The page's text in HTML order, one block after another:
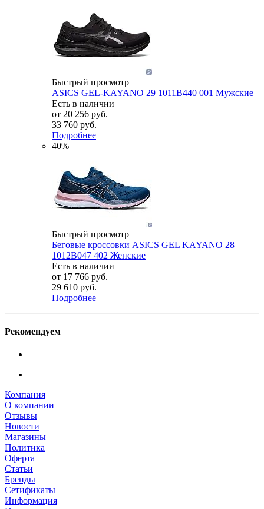
Быстрый просмотр
ASICS GEL-KAYANO 29 1011B440 001 Мужские
Есть в наличии
от 20 256 руб.
33 760 руб.
Подробнее
40%
Быстрый просмотр
Беговые кроссовки ASICS GEL KAYANO 28
1012B047 402 Женские
Есть в наличии
от 17 766 руб.
29 610 руб.
Подробнее
Рекомендуем
Компания
О компании
Отзывы
Новости
Магазины
Политика
Оферта
Статьи
Бренды
Сетификаты
Информация